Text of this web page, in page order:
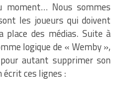
moment… Nous sommes
les joueurs qui doivent
des médias. Suite à
logique de « Wemby »,
autant supprimer son
écrit ces lignes :